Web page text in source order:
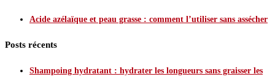
Acide azélaïque et peau grasse : comment l’utiliser sans assécher
Posts récents
Shampoing hydratant : hydrater les longueurs sans graisser les